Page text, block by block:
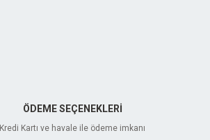
ÖDEME SEÇENEKLERİ
Kredi Kartı ve havale ile ödeme imkanı